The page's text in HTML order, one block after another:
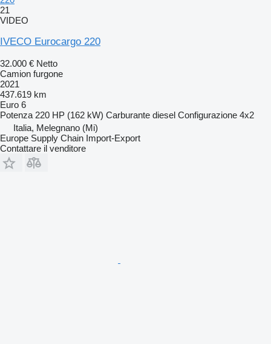
21
VIDEO
IVECO Eurocargo 220
32.000 € Netto
Camion furgone
2021
437.619 km
Euro 6
Potenza 220 HP (162 kW) Carburante diesel Configurazione 4x2
Italia, Melegnano (Mi)
Europe Supply Chain Import-Export
Contattare il venditore